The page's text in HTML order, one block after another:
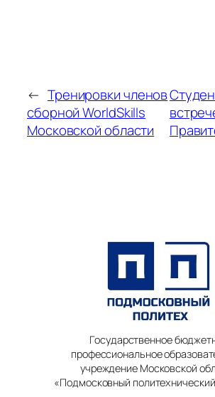
← Тренировки членов
сборной WorldSkills
Московской области
Государственное
профессиональное
учреждение Московской
«Подмосковный